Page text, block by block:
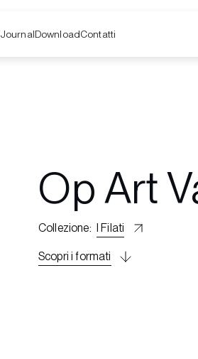
JournalDownloadContatti
Op Art
Collezione: I Filati
Scopri i formati